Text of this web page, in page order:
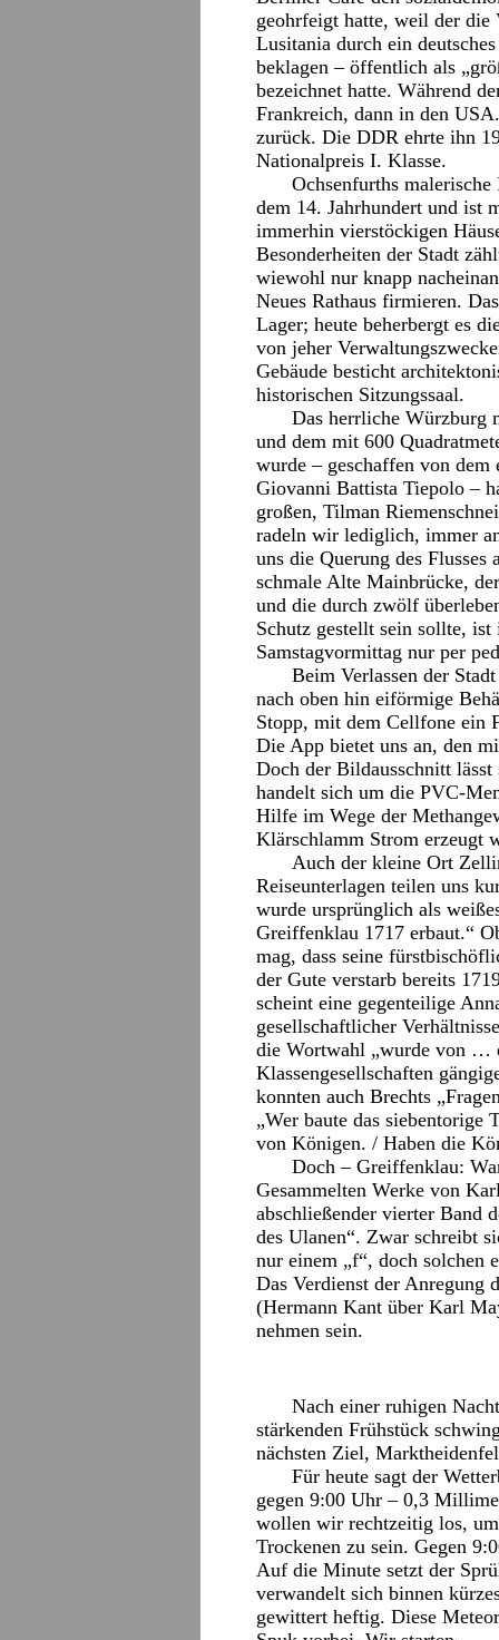
geohrfeigt hatte, weil der die
Lusitania durch ein
beklagen – öffentlich als
bezeichnet hatte. Während
Frankreich, dann in den
zurück. Die DDR ehrte ihn
Nationalpreis I. Klasse.
Ochsenfurths
dem 14. Jahrhundert und ist
immerhin vierstöckigen
Besonderheiten der Stadt
wiewohl nur knapp
Neues Rathaus firmieren.
Lager; heute beherbergt es
von jeher
Gebäude besticht
historischen Sitzungssaal.
Das herrliche Würzburg
und dem mit 600
wurde – geschaffen von dem
Giovanni Battista Tiepolo –
großen, Tilman
radeln wir lediglich, immer
uns die Querung des
schmale Alte Mainbrücke,
und die durch zwölf
Schutz gestellt sein sollte,
Samstagvormittag nur per
Beim Verlassen der
nach oben hin eiförmige
Stopp, mit dem Cellfone ein
Die App bietet uns an, den
Doch der Bildausschnitt lässt
handelt sich um die PVC-
Hilfe im Wege der
Klärschlamm Strom erzeugt
Auch der kleine Ort
Reiseunterlagen teilen uns
wurde ursprünglich als
Greiffenklau 1717 erbaut.“
mag, dass seine
der Gute verstarb bereits
scheint eine gegenteilige
gesellschaftlicher
die Wortwahl „wurde von …
Klassengesellschaften
konnten auch Brechts
„Wer baute das siebentorige
von Königen. / Haben die
Doch – Greiffenklau:
Gesammelten Werke von
abschließender vierter Band
des Ulanen“. Zwar schreibt
nur einem „f“, doch solchen
Das Verdienst der Anregung
(Hermann Kant über Karl
nehmen sein.
Nach einer ruhigen
stärkenden Frühstück
nächsten Ziel,
Für heute sagt der
gegen 9:00 Uhr – 0,3
wollen wir rechtzeitig los,
Trockenen zu sein. Gegen
Auf die Minute setzt der
verwandelt sich binnen
gewittert heftig. Diese